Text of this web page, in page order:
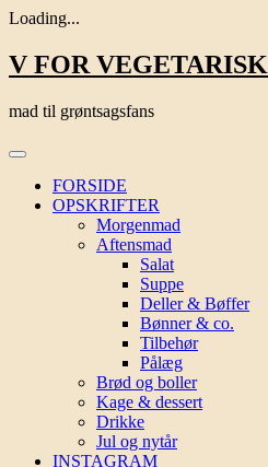
Loading...
Skip
to
V FOR VEGETARISK
mad til grøntsagsfans
FORSIDE
OPSKRIFTER
Morgenmad
Aftensmad
Salat
Suppe
Deller & Bøffer
Bønner & co.
Tilbehør
Pålæg
Brød og boller
Kage & dessert
Drikke
Jul og nytår
INSTAGRAM